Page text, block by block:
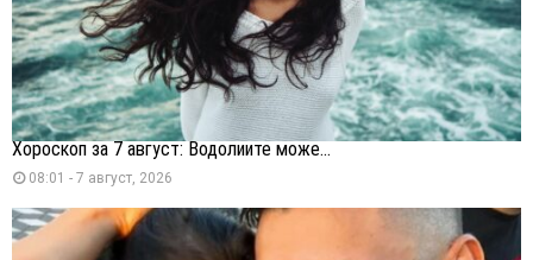
Хороскоп за 7 август: Водолиите може...
08:01 - 7 август, 2026